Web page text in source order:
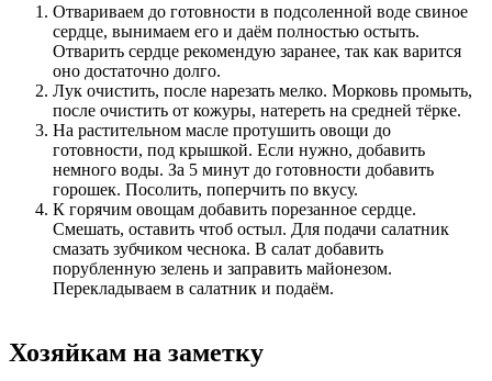
Отвариваем до готовности в подсоленной воде свиное
сердце, вынимаем его и даём полностью остыть.
Отварить сердце рекомендую заранее, так как варится
оно достаточно долго.
Лук очистить, после нарезать мелко. Морковь промыть,
после очистить от кожуры, натереть на средней тёрке.
На растительном масле протушить овощи до
готовности, под крышкой. Если нужно, добавить
немного воды. За 5 минут до готовности добавить
горошек. Посолить, поперчить по вкусу.
К горячим овощам добавить порезанное сердце.
Смешать, оставить чтоб остыл. Для подачи салатник
смазать зубчиком чеснока. В салат добавить
порубленную зелень и заправить майонезом.
Перекладываем в салатник и подаём.
Хозяйкам на заметку